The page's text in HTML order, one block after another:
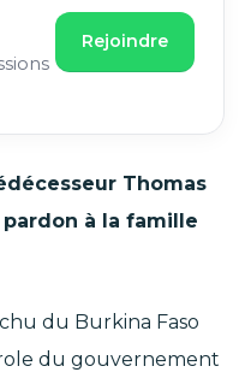
Rejoindre
Thomas
à la famille
du Burkina Faso
du gouvernement